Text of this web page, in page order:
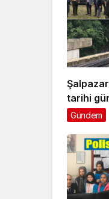
tarihi
Gündem